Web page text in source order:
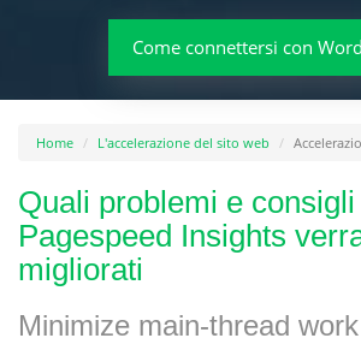
Come connettersi con
Home L'accelerazione del sito web
Quali problemi e
Pagespeed Insights
migliorati
Minimize main-thread work